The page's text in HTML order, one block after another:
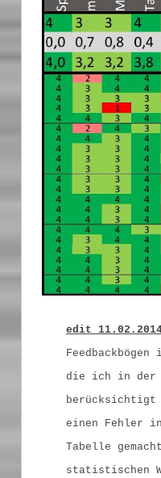
edit
die ich in der
berücksichtigt
einen Fehler
Tabelle
statistischen